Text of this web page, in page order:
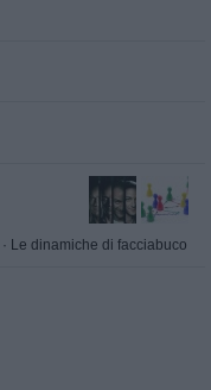
· Le dinamiche di facciabuco